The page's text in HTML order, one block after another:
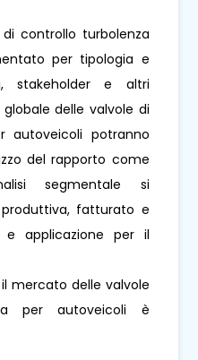
controllo turbolenza
per tipologia e
stakeholder e altri
delle valvole di
autoveicoli potranno
del rapporto come
segmentale si
fatturato e
e applicazione per il
mercato delle valvole
per autoveicoli è